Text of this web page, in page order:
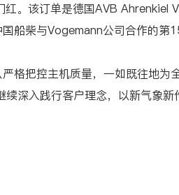
。该订单是德国AVB Ahrenkiel
船柴与Vogemann公司合作的第
格把控主机质量，一如既往地为
深入践行客户理念，以新气象新